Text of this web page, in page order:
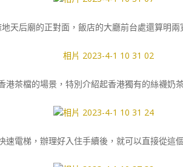
天后廟的正對面，飯店的大廳前台處還算明兩
港茶檔的場景，特別介紹起香港獨有的絲襪奶
速電梯，辦理好入住手續後，就可以直接從這